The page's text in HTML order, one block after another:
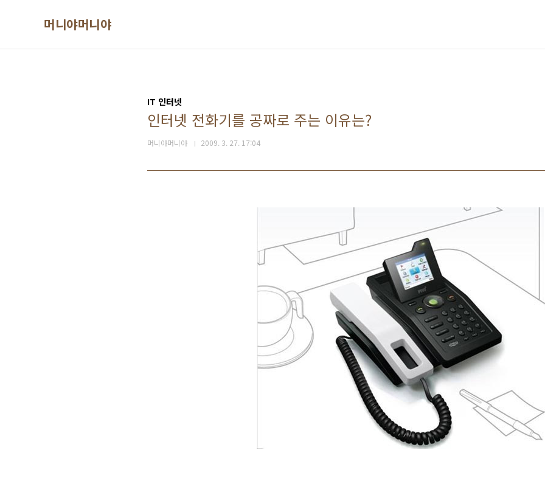
머니야머니야
IT 인터넷
인터넷 전화기를 공짜로 주는 이유는?
머니야머니야 2009. 3. 27. 17:04